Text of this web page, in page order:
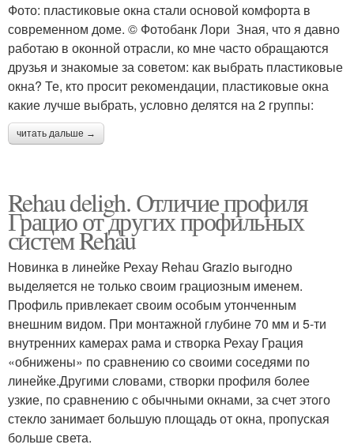
Фото: пластиковые окна стали основой комфорта в
современном доме. © Фотобанк Лори Зная, что я давно
работаю в оконной отрасли, ко мне часто обращаются
друзья и знакомые за советом: как выбрать пластиковые
окна? Те, кто просит рекомендации, пластиковые окна
какие лучше выбрать, условно делятся на 2 группы:
читать дальше →
Rehau deligh. Отличие профиля
Грацио от других профильных
систем Rehau
Новинка в линейке Рехау Rehau Grazio выгодно
выделяется не только своим грациозным именем.
Профиль привлекает своим особым утонченным
внешним видом. При монтажной глубине 70 мм и 5-ти
внутренних камерах рама и створка Рехау Грация
«обнижены» по сравнению со своими соседями по
линейке.Другими словами, створки профиля более
узкие, по сравнению с обычными окнами, за счет этого
стекло занимает большую площадь от окна, пропуская
больше света.